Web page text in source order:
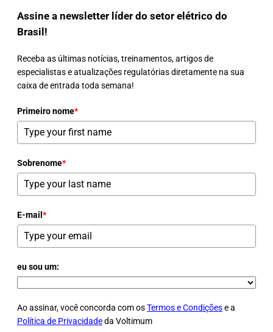
Assine a newsletter líder do setor elétrico do
Brasil!
Receba as últimas notícias, treinamentos, artigos de
especialistas e atualizações regulatórias diretamente na sua
caixa de entrada toda semana!
Primeiro nome*
Sobrenome*
E-mail *
eu sou um:
Ao assinar, você concorda com osTermos e Condiçõese a
Política de Privacidadeda Voltimum